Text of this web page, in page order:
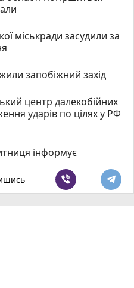
міськради засудили за
запобіжний захід
центр далекобійних
ударів по цілях у РФ
інформує